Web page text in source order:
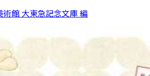
館 大東急記念文庫 編